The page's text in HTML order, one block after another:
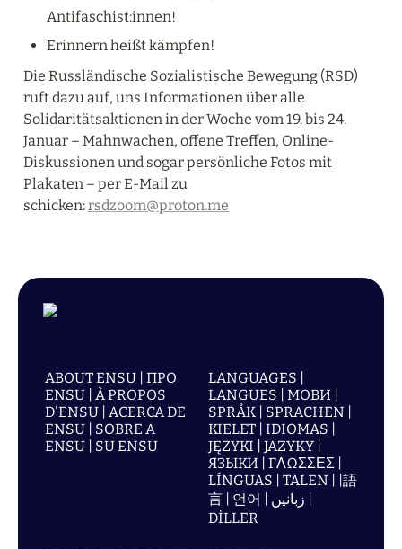
Antifaschist:innen!
Erinnern heißt kämpfen!
Die Russländische Sozialistische Bewegung (RSD)
ruft dazu auf, uns Informationen über alle
Solidaritätsaktionen in der Woche vom 19. bis 24.
Januar – Mahnwachen, offene Treffen, Online-
Diskussionen und sogar persönliche Fotos mit
Plakaten – per E-Mail zu
schicken: rsdzoom@proton.me
ABOUT ENSU | ПРО
ENSU | À PROPOS
D'ENSU | ACERCA DE
ENSU | SOBRE A
ENSU | SU ENSU
LANGUAGES |
LANGUES | МОВИ |
SPRÅK | SPRACHEN |
KIELET | IDIOMAS |
JĘZYKI | JAZYKY |
ЯЗЫКИ | ΓΛΩΣΣΕΣ |
LÍNGUAS | TALEN | |語
言 | 언어 | زبانیں |
DİLLER